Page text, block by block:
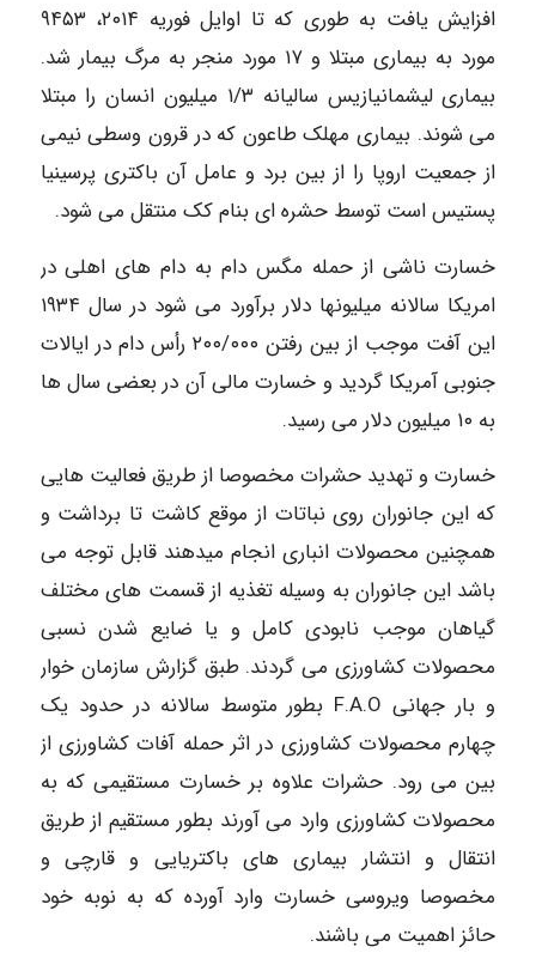
افزایش یافت به طوری که تا اوایل فوریه ۲۰۱۴، ۹۴۵۳
مورد به بیماری مبتلا و ۱۷ مورد منجر به مرگ بیمار شد.
بیماری لیشمانیازیس سالیانه ۱/۳ میلیون انسان را مبتلا
می شوند. بیماری مهلک طاعون که در قرون وسطی نیمی
از جمعیت اروپا را از بین برد و عامل آن باکتری پرسینیا
پستیس است توسط حشره ای بنام کک منتقل می شود.
خسارت ناشی از حمله مگس دام به دام های اهلی در
امریکا سالانه میلیونها دلار برآورد می شود در سال ۱۹۳۴
این آفت موجب از بین رفتن ۲۰۰/۰۰۰ رأس دام در ایالات
جنوبی آمریکا گردید و خسارت مالی آن در بعضی سال ها
به ۱۰ میلیون دلار می رسید.
خسارت و تهدید حشرات مخصوصا از طریق فعالیت هایی
که این جانوران روی نباتات از موقع کاشت تا برداشت و
همچنین محصولات انباری انجام میدهند قابل توجه می
باشد این جانوران به وسیله تغذیه از قسمت های مختلف
گیاهان موجب نابودی کامل و یا ضایع شدن نسبی
محصولات کشاورزی می گردند. طبق گزارش سازمان خوار
و بار جهانی F.A.O بطور متوسط سالانه در حدود یک
چهارم محصولات کشاورزی در اثر حمله آفات کشاورزی از
بین می رود. حشرات علاوه بر خسارت مستقیمی که به
محصولات کشاورزی وارد می آورند بطور مستقیم از طریق
انتقال و انتشار بیماری های باکتریایی و قارچی و
مخصوصا ویروسی خسارت وارد آورده که به نوبه خود
حائز اهمیت می باشند.